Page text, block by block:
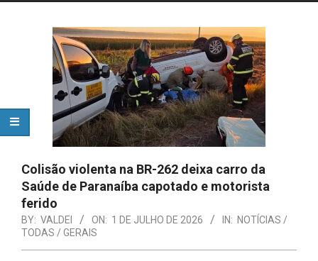
Colisão violenta na BR-262 deixa carro da
Saúde de Paranaíba capotado e motorista
ferido
BY: VALDEI ON: 1 DE JULHO DE 2026 IN: NOTÍCIAS /
TODAS / GERAIS